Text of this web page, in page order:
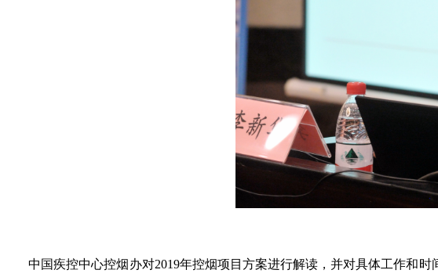
中国疾控中心控烟办对2019年控烟项目方案进行解读，并对具体工作和